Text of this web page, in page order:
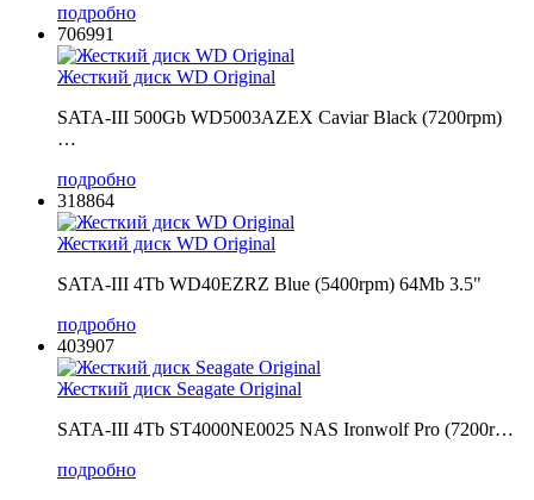
подробно
706991
Жесткий диск WD Original
SATA-III 500Gb WD5003AZEX Caviar Black (7200rpm)
…
подробно
318864
Жесткий диск WD Original
SATA-III 4Tb WD40EZRZ Blue (5400rpm) 64Mb 3.5"
подробно
403907
Жесткий диск Seagate Original
SATA-III 4Tb ST4000NE0025 NAS Ironwolf Pro (7200r…
подробно